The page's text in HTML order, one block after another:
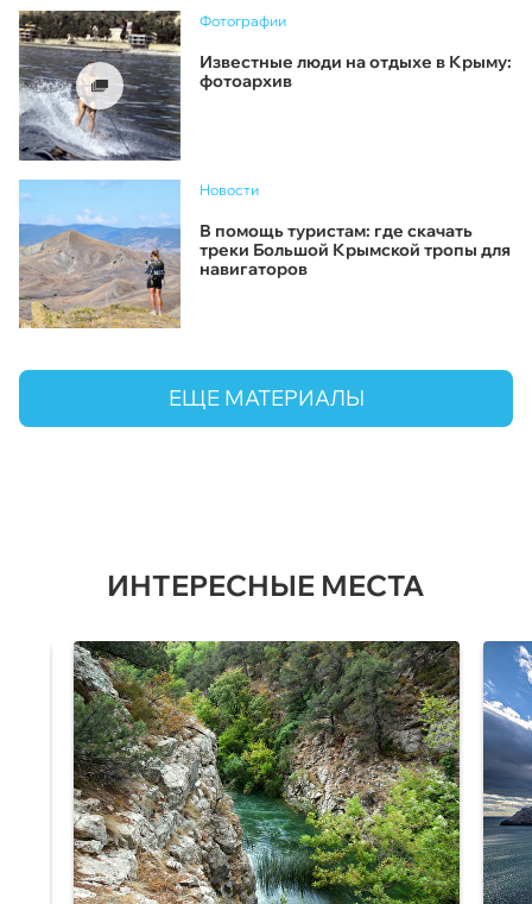
Фотографии
Известные люди на отдыхе в Крыму:
фотоархив
Новости
В помощь туристам: где скачать
треки Большой Крымской тропы для
навигаторов
ЕЩЕ МАТЕРИАЛЫ
ИНТЕРЕСНЫЕ МЕСТА